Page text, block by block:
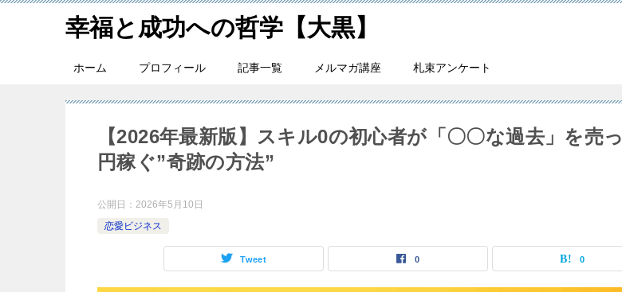
幸福と成功への哲学【大黒】
ホーム プロフィール 記事一覧 メルマガ講座 札束アンケート
【2026年最新版】スキル0の初心者が「〇〇な過去」を売
円稼ぐ”奇跡の方法”
公開日： 2026年5月10日
恋愛ビジネス
Tweet 0 0